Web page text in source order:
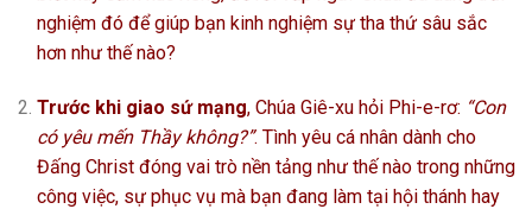
nghiệm đó để giúp bạn kinh nghiệm sự tha thứ sâu sắc
hơn như thế nào?
Trước khi giao sứ mạng, Chúa Giê-xu hỏi Phi-e-rơ: “Con
có yêu mến Thầy không?”. Tình yêu cá nhân dành cho
Đấng Christ đóng vai trò nền tảng như thế nào trong những
công việc, sự phục vụ mà bạn đang làm tại hội thánh hay